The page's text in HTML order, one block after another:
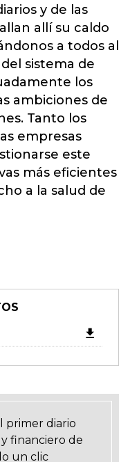
y de las
allí su caldo
a todos al
sistema de
los
ambiciones de
Tanto los
empresas
este
más eficientes
a la salud de
primer diario
financiero de
un clic